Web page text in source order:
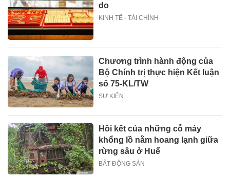
do
KINH TẾ - TÀI CHÍNH
Chương trình hành động của
Bộ Chính trị thực hiện Kết luận
số 75-KL/TW
SỰ KIỆN
Hồi kết của những cỗ máy
khổng lồ nằm hoang lạnh giữa
rừng sâu ở Huế
BẤT ĐỘNG SẢN